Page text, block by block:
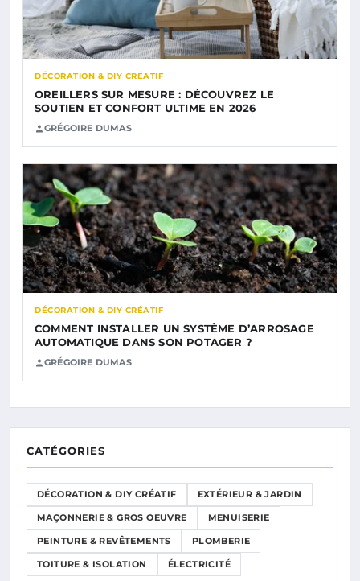
DÉCORATION & DIY CRÉATIF
OREILLERS SUR MESURE : DÉCOUVREZ LE
SOUTIEN ET CONFORT ULTIME EN 2026
GRÉGOIRE DUMAS
DÉCORATION & DIY CRÉATIF
COMMENT INSTALLER UN SYSTÈME D’ARROSAGE
AUTOMATIQUE DANS SON POTAGER ?
GRÉGOIRE DUMAS
CATÉGORIES
DÉCORATION & DIY CRÉATIF EXTÉRIEUR & JARDIN
MAÇONNERIE & GROS OEUVRE MENUISERIE
PEINTURE & REVÊTEMENTS PLOMBERIE
TOITURE & ISOLATION ÉLECTRICITÉ